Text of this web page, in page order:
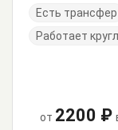
Есть трансфер
Работает
от 2200 ₽